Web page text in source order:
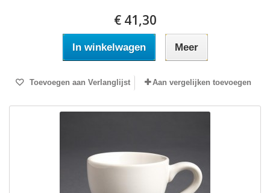
€ 41,30
In winkelwagen Meer
Toevoegen aan Verlanglijst Aan vergelijken toevoegen